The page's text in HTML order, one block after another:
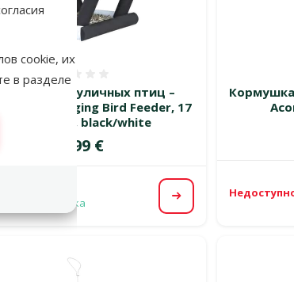
cookie, их
в разделе
для уличных птиц –
Natura Hanging Bird Feeder, 17
x 19 x 14 см, black/white
Цена
19,99 €
доставка
Посмотреть